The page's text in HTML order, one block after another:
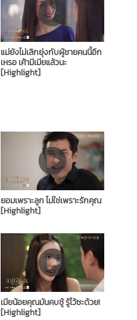
แม่ยังไม่เลิกยุ่งกับผู้ชายคนนี้อีก
เหรอ เค้ามีเมียแล้วนะ
[Highlight]
ยอมเพราะลูก ไม่ใช่เพราะรักคุณ
[Highlight]
เมียน้อยคุณมันคบชู้ รู้ไว้ซะด้วย!
[Highlight]